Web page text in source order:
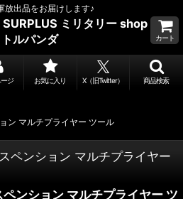
放出品をお届けします♪
ミリタリー shop
トルパンダ
カート
ジ お気に入り X（旧Twitter） 商品検索
ン マルチプライヤー ツール
ペンション マルチプライヤー
ンション マルチプライヤー ツ